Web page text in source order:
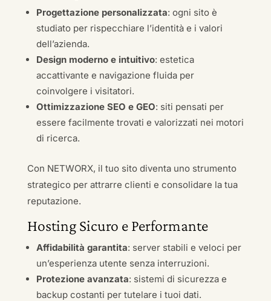
Progettazione personalizzata: ogni sito è
studiato per rispecchiare l’identità e i valori
dell’azienda.
Design moderno e intuitivo: estetica
accattivante e navigazione fluida per
coinvolgere i visitatori.
Ottimizzazione SEO e GEO: siti pensati per
essere facilmente trovati e valorizzati nei motori
di ricerca.
Con NETWORX, il tuo sito diventa uno strumento
strategico per attrarre clienti e consolidare la tua
reputazione.
Hosting Sicuro e Performante
Affidabilità garantita: server stabili e veloci per
un’esperienza utente senza interruzioni.
Protezione avanzata: sistemi di sicurezza e
backup costanti per tutelare i tuoi dati.